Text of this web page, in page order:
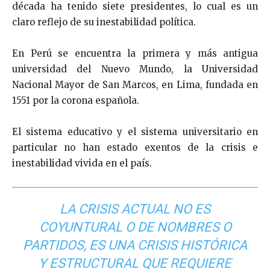
década ha tenido siete presidentes, lo cual es un
claro reflejo de su inestabilidad política.
En Perú se encuentra la primera y más antigua
universidad del Nuevo Mundo, la Universidad
Nacional Mayor de San Marcos, en Lima, fundada en
1551 por la corona española.
El sistema educativo y el sistema universitario en
particular no han estado exentos de la crisis e
inestabilidad vivida en el país.
LA CRISIS ACTUAL NO ES
COYUNTURAL O DE NOMBRES O
PARTIDOS, ES UNA CRISIS HISTÓRICA
Y ESTRUCTURAL QUE REQUIERE